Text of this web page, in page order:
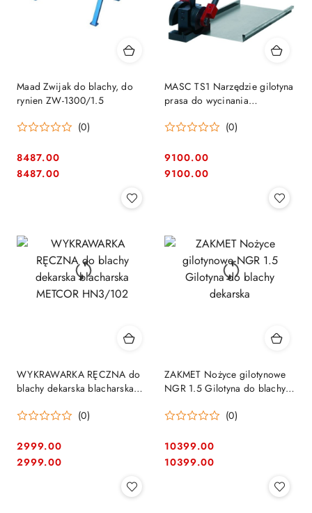
Maad Zwijak do blachy, do
rynien ZW-1300/1.5
(0)
Cena:
8487.00
Cena:
8487.00
MASC TS1 Narzędzie gilotyna
prasa do wycinania
dekarska
(0)
Cena:
9100.00
Cena:
9100.00
WYKRAWARKA RĘCZNA do
blachy dekarska blacharska
(0)
Cena:
2999.00
Cena:
2999.00
ZAKMET Nożyce gilotynowe
NGR 1.5 Gilotyna do blachy
(0)
Cena:
10399.00
Cena:
10399.00